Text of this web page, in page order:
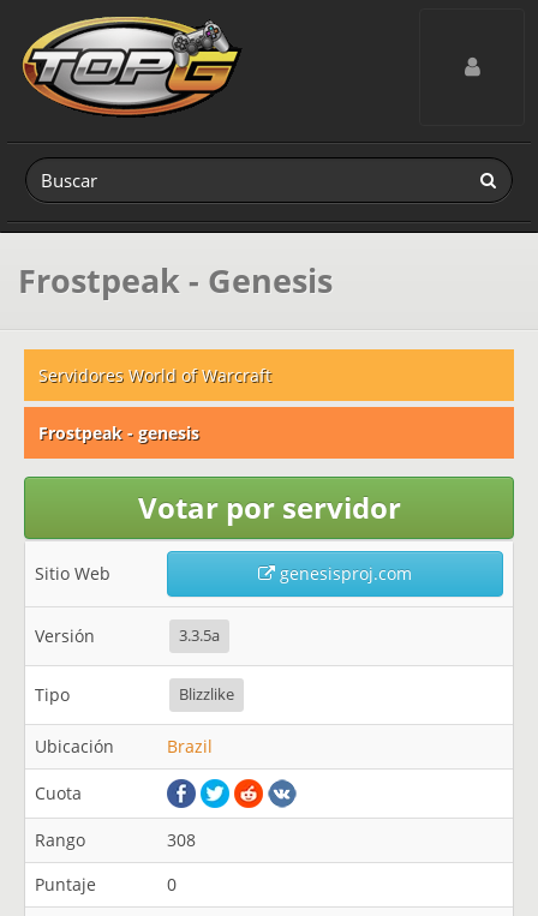
Toggle
Frostpeak - Genesis
Servidores World of Warcraft
Frostpeak - genesis
Votar por servidor
Sitio Web genesisproj.com
Versión 3.3.5a
Tipo Blizzlike
Ubicación Brazil
Cuota
Rango
308
Puntaje
0